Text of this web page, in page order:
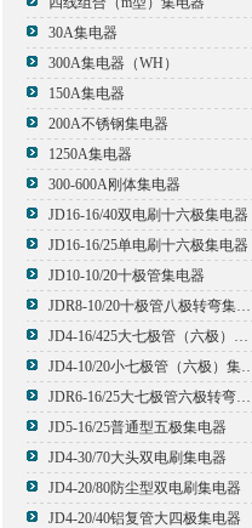
30A集电器
300A集电器（WH）
150A集电器
200A不锈钢集电器
1250A集电器
300-600A刚体集电器
JD16-16/40双电刷十六极集电器
JD16-16/25单电刷十六极集电器
JD10-10/20十极管集电器
JDR8-10/20十极管八极转弯集电器
JD4-16/425大七极管（六极）集电器
JD4-10/20小七极管
JDR6-16/25大七极管六极转弯集电器
JD5-16/25普通型五极集电器
JD4-30/70大头双电刷集电器
JD4-20/80防尘型双电刷集电器
JD4-20/40铝复管大四极集电器